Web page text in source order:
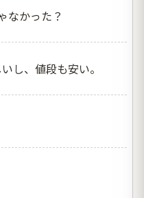
なかった？
し、値段も安い。